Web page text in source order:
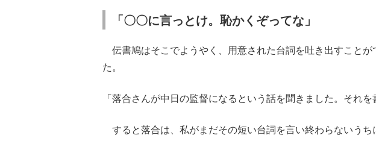
「〇〇に言っとけ。恥かくぞってな」
伝書鳩はそこでようやく、用意された台詞を吐き出すことが
た。
「落合さんが中日の監督になるという話を聞きました。それを
すると落合は、私がまだその短い台詞を言い終わらないう